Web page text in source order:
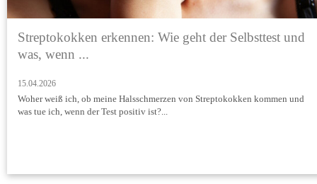
Streptokokken erkennen: Wie geht der Selbsttest und
was, wenn ...
15.04.2026
Woher weiß ich, ob meine Halsschmerzen von Streptokokken kommen und
was tue ich, wenn der Test positiv ist?...